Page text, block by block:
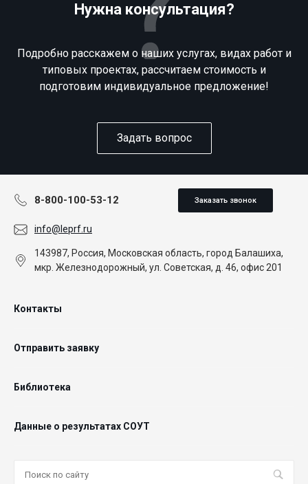
Нужна консультация?
Подробно расскажем о наших услугах, видах работ и
типовых проектах, рассчитаем стоимость и
подготовим индивидуальное предложение!
Задать вопрос
8-800-100-53-12 Заказать звонок
info@leprf.ru
143987, Россия, Московская область, город Балашиха,
мкр. Железнодорожный, ул. Советская, д. 46, офис 201
Контакты
Отправить заявку
Библиотека
Данные о результатах СОУТ